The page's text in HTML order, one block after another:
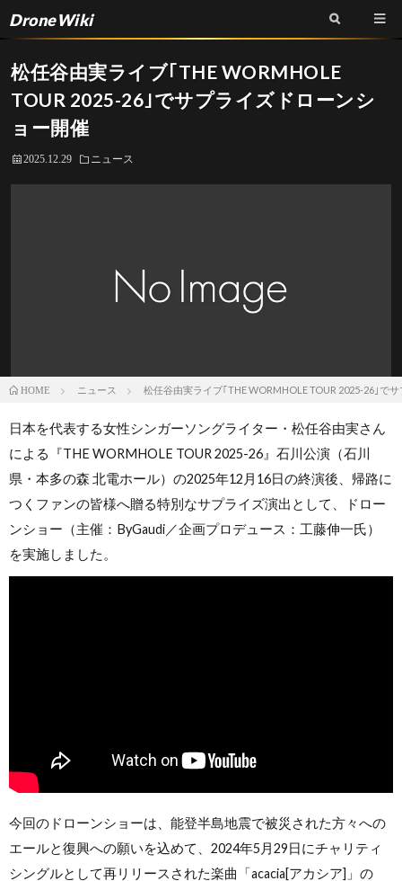
DroneWiki
松任谷由実ライブ｢THE WORMHOLE
TOUR 2025-26｣でサプライズドローンシ
ョー開催
2025.12.29 ニュース
HOME ニュース 松任谷由実ライブ｢THE WORMHOLE TOUR 2025-26｣で
日本を代表する女性シンガーソングライター・松任谷由実さん
による『THE WORMHOLE TOUR 2025-26』石川公演（石川
県・本多の森 北電ホール）の2025年12月16日の終演後、帰路に
つくファンの皆様へ贈る特別なサプライズ演出として、ドロー
ンショー（主催：ByGaudi／企画プロデュース：工藤伸一氏）
を実施しました。
今回のドローンショーは、能登半島地震で被災された方々への
エールと復興への願いを込めて、2024年5月29日にチャリティ
シングルとして再リリースされた楽曲「acacia[アカシア]」の